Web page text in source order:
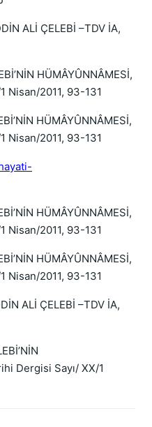
ALİ ÇELEBİ –TDV İA,
HÜMÂYÛNNÂMESİ,
Nisan/2011, 93-131
HÜMÂYÛNNÂMESİ,
Nisan/2011, 93-131
HÜMÂYÛNNÂMESİ,
Nisan/2011, 93-131
HÜMÂYÛNNÂMESİ,
Nisan/2011, 93-131
ALİ ÇELEBİ –TDV İA,
Dergisi Sayı/ XX/1